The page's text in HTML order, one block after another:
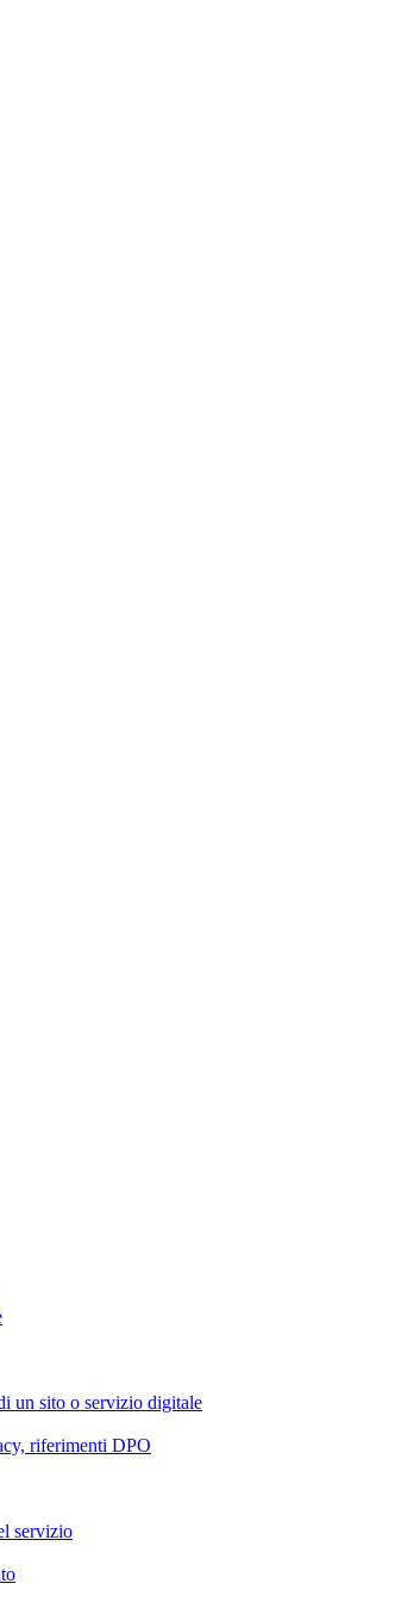
un sito o servizio digitale
riferimenti DPO
servizio